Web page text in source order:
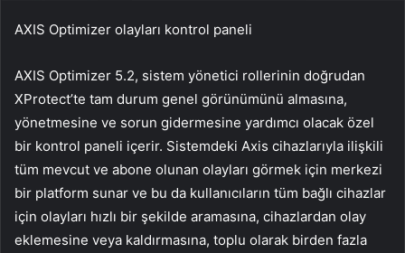
AXIS Optimizer olayları kontrol paneli
AXIS Optimizer 5.2, sistem yönetici rollerinin doğrudan
XProtect’te tam durum genel görünümünü almasına,
yönetmesine ve sorun gidermesine yardımcı olacak özel
bir kontrol paneli içerir. Sistemdeki Axis cihazlarıyla ilişkili
tüm mevcut ve abone olunan olayları görmek için merkezi
bir platform sunar ve bu da kullanıcıların tüm bağlı cihazlar
için olayları hızlı bir şekilde aramasına, cihazlardan olay
eklemesine veya kaldırmasına, toplu olarak birden fazla